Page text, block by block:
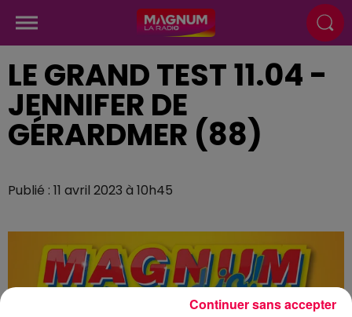
LE GRAND TEST 11.04 -
JENNIFER DE
GÉRARDMER (88)
Publié : 11 avril 2023 à 10h45
Continuer sans accepter